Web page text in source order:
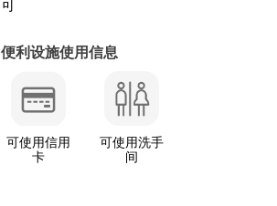
可
便利设施使用信息
可使用信用
卡
可使用洗手
间